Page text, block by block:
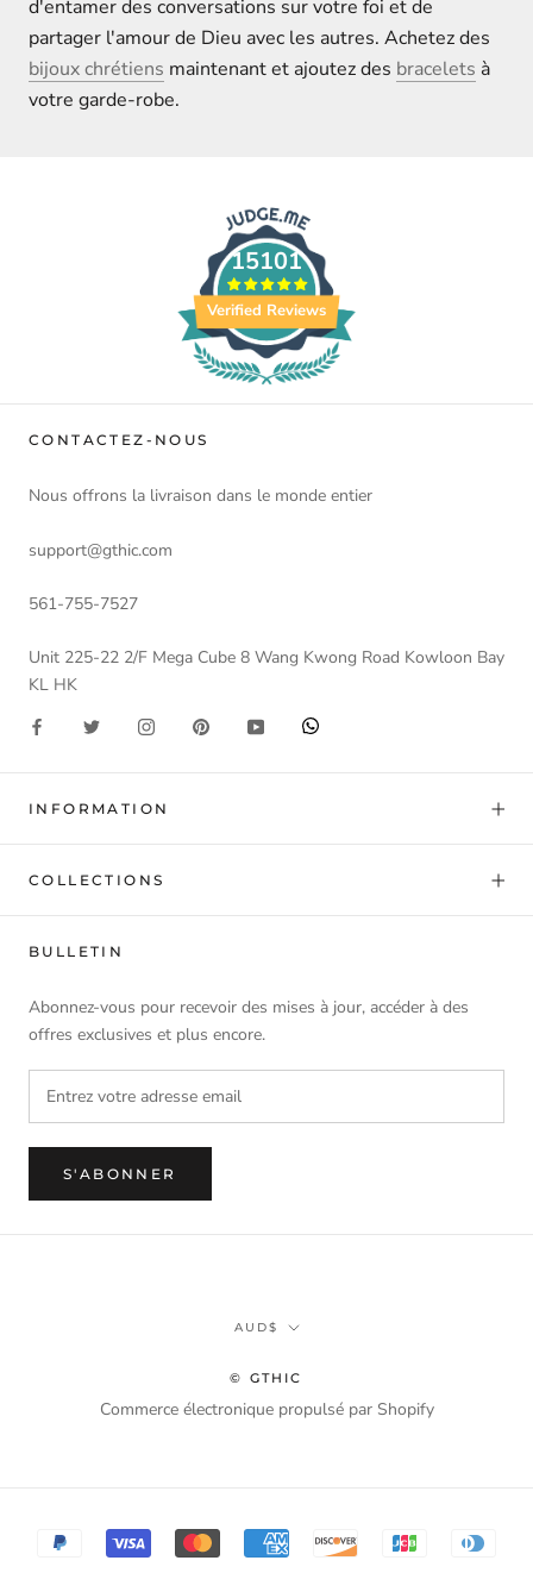
d'entamer des conversations sur votre foi et de
partager l'amour de Dieu avec les autres. Achetez des
bijoux chrétiens maintenant et ajoutez des bracelets à
votre garde-robe.
15101
Verified Reviews
CONTACTEZ-NOUS
Nous offrons la livraison dans le monde entier
support@gthic.com
561-755-7527
Unit 225-22 2/F Mega Cube 8 Wang Kwong Road Kowloon Bay
KL HK
INFORMATION
COLLECTIONS
BULLETIN
Abonnez-vous pour recevoir des mises à jour, accéder à des
offres exclusives et plus encore.
S'ABONNER
Monnaie
AUD$
© GTHIC
Commerce électronique propulsé par Shopify